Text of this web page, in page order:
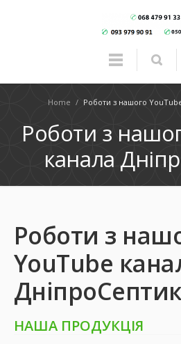
Home / Роботи з нашого
Роботи з
канала
Роботи з
YouTube
НАША ПРОДУКЦІЯ